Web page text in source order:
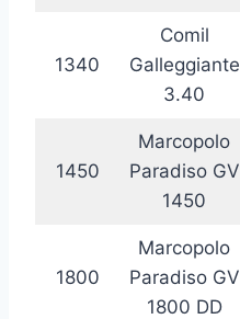
1340
Comil
Galleggiante
3.40
1450
Marcopolo
Paradiso GV
1450
1800
Marcopolo
Paradiso GV
1800 DD